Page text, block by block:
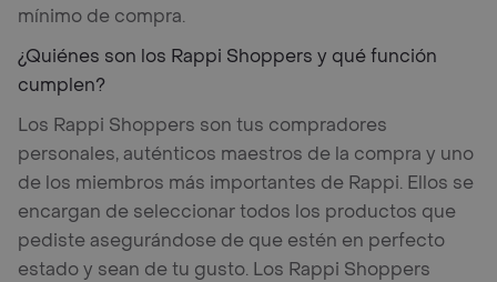
mínimo de compra.
¿Quiénes son los Rappi Shoppers y qué función
cumplen?
Los Rappi Shoppers son tus compradores
personales, auténticos maestros de la compra y uno
de los miembros más importantes de Rappi. Ellos se
encargan de seleccionar todos los productos que
pediste asegurándose de que estén en perfecto
estado y sean de tu gusto. Los Rappi Shoppers